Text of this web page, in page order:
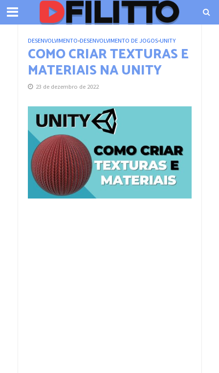
DESENVOLVIMENTO•DESENVOLVIMENTO DE JOGOS•UNITY
COMO CRIAR TEXTURAS E
MATERIAIS NA UNITY
23 de dezembro de 2022